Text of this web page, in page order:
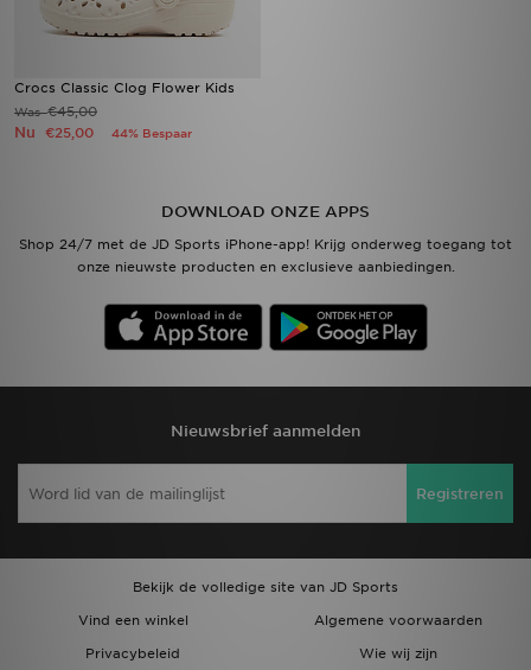
Crocs Classic Clog Flower Kids
Was€45,00
Nu €25,00 44% Bespaar
DOWNLOAD ONZE APPS
Shop 24/7 met de JD Sports iPhone-app! Krijg onderweg toegang tot
onze nieuwste producten en exclusieve aanbiedingen.
Nieuwsbrief aanmelden
Registreren
Bekijk de volledige site van JD Sports
Vind een winkel
Algemene voorwaarden
Privacybeleid
Wie wij zijn